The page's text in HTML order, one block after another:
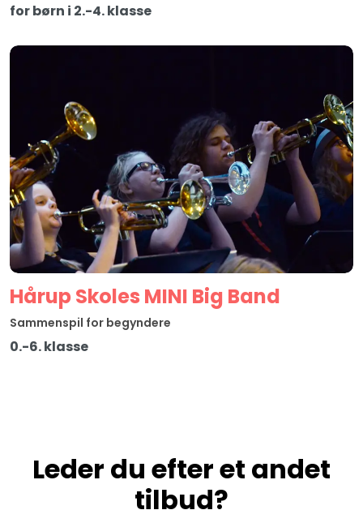
for børn i 2.-4. klasse
Hårup Skoles MINI Big Band
Sammenspil for begyndere
0.-6. klasse
Leder du efter et andet
tilbud?